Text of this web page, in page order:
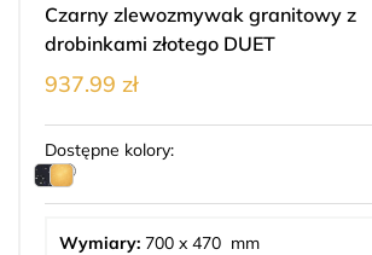
Czarny zlewozmywak granitowy z
drobinkami złotego DUET
937.99 zł
Dostępne kolory:
Wymiary: 700 x 470 mm